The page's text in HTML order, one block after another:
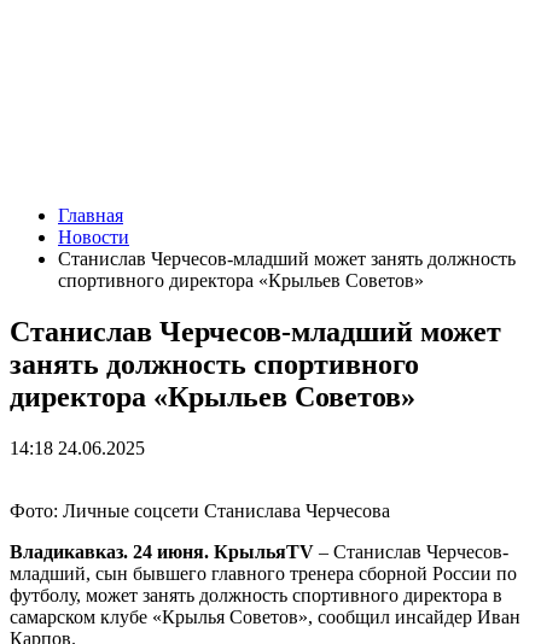
Главная
Новости
Станислав Черчесов-младший может занять должность
спортивного директора «Крыльев Советов»
Станислав Черчесов-младший может
занять должность спортивного
директора «Крыльев Советов»
14:18 24.06.2025
Фото: Личные соцсети Станислава Черчесова
Владикавказ. 24 июня. КрыльяTV – Станислав Черчесов-
младший, сын бывшего главного тренера сборной России по
футболу, может занять должность спортивного директора в
самарском клубе «Крылья Советов», сообщил инсайдер Иван
Карпов.